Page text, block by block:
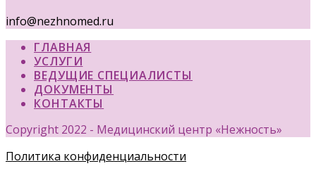
info@nezhnomed.ru
ГЛАВНАЯ
УСЛУГИ
ВЕДУЩИЕ СПЕЦИАЛИСТЫ
ДОКУМЕНТЫ
КОНТАКТЫ
Copyright 2022 - Медицинский центр «Нежность»
Политика конфиденциальности